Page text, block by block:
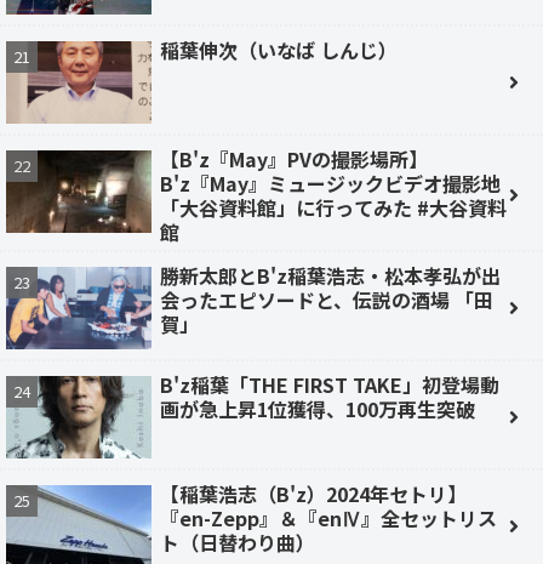
稲葉伸次（いなば しんじ）
【B'z『May』PVの撮影場所】
B'z『May』ミュージックビデオ撮影地
「大谷資料館」に行ってみた #大谷資料
館
勝新太郎とB'z稲葉浩志・松本孝弘が出
会ったエピソードと、伝説の酒場 「田
賀」
B'z稲葉「THE FIRST TAKE」初登場動
画が急上昇1位獲得、100万再生突破
【稲葉浩志（B'z）2024年セトリ】
『en-Zepp』＆『enⅣ』全セットリス
ト（日替わり曲）